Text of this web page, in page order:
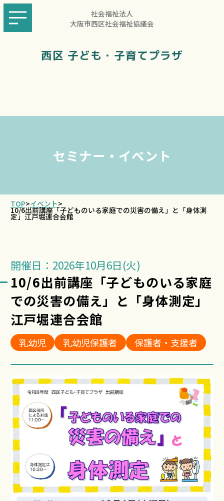
社会福祉法人
大阪市西区社会福祉協議会
西区 子ども・子育てプラザ
セミナー・イベント
TOP>イベント>
10/6出前講座「子どものいる家庭での災害の備え」と「身体測
定」江戸堀連合会館
開催日：2026年10月6日(火)
10/6出前講座「子どものいる家庭
での災害の備え」と「身体測定」
江戸堀連合会館
乳幼児 乳幼児保護者 保護者・支援者